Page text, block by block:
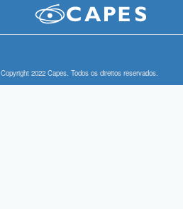
Copyright 2022 Capes. Todos os direitos reservados.